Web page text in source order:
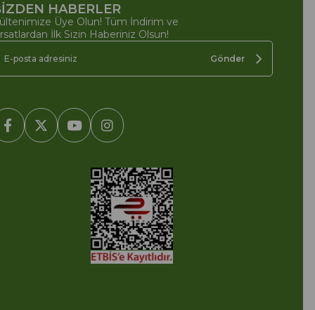
HABERLER
Üye Olun! Tüm İndirim ve
İlk Sizin Haberiniz Olsun!
Gönder